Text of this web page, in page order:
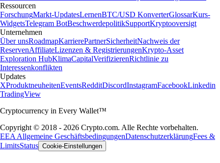
Ressourcen
ForschungMarkt-UpdatesLernenBTC/USD KonverterGlossarKurs-
WidgetsTelegram BotBeschwerdepolitikSupportKryptooversigt
Unternehmen
Über unsRoadmapKarrierePartnerSicherheitNachweis der
ReservenAffiliateLizenzen & RegistrierungenKrypto-Asset
Exploration HubKlimaCapitalVerifizierenRichtlinie zu
Interessenkonflikten
Updates
XProduktneuheitenEventsRedditDiscordInstagramFacebookLinkedin
TradingView
Cryptocurrency in Every Wallet™
Copyright © 2018 - 2026 Crypto.com. Alle Rechte vorbehalten.
EEA Allgemeine GeschäftsbedingungenDatenschutzerklärungFees &
LimitsStatus Cookie-Einstellungen